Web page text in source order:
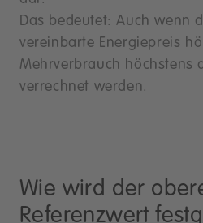
Das bedeutet: Auch wenn
vereinbarte Energiepreis
Mehrverbrauch höchstens
verrechnet werden.
Wie wird der
Referenzwert